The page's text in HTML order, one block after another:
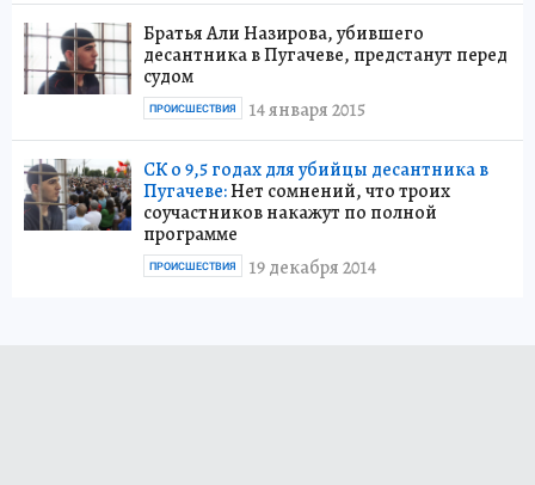
Братья Али Назирова, убившего
десантника в Пугачеве, предстанут перед
судом
14 января 2015
ПРОИСШЕСТВИЯ
СК о 9,5 годах для убийцы десантника в
Пугачеве:Нет сомнений, что троих
соучастников накажут по полной
программе
19 декабря 2014
ПРОИСШЕСТВИЯ